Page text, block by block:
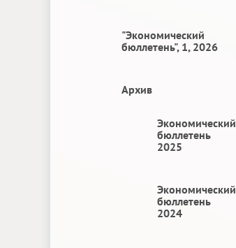
"Экономический
бюллетень", 1, 2026
Архив
Экономический
бюллетень
2025
Экономический
бюллетень
2024